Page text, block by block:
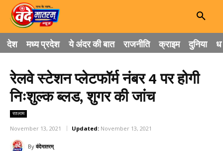
देश मध्य प्रदेश ये अंदर की बात राजनीति क्राइम दुनिया
रेलवे स्टेशन प्लेटफॉर्म नंबर 4 पर होगी
निःशुल्क ब्लड, शुगर की जांच
रतलाम
November 13, 2021 Updated: November 13, 2021
By वंदेमातरम्